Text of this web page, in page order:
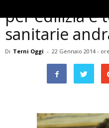
per edilizia e
sanitarie
Di Terni Oggi - 22 Gennaio 2014 -